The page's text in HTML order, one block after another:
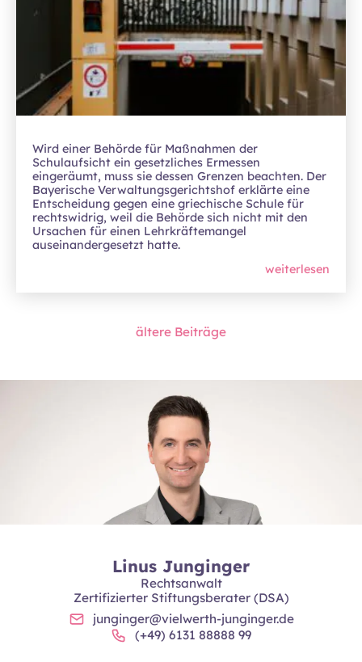
Wird einer Behörde für Maßnahmen der
Schulaufsicht ein gesetzliches Ermessen
eingeräumt, muss sie dessen Grenzen beachten. Der
Bayerische Verwaltungsgerichtshof erklärte eine
Entscheidung gegen eine griechische Schule für
rechtswidrig, weil die Behörde sich nicht mit den
Ursachen für einen Lehrkräftemangel
auseinandergesetzt hatte.
weiterlesen
ältere Beiträge
Linus Junginger
Rechtsanwalt
Zertifizierter Stiftungsberater (DSA)
junginger@vielwerth-junginger.de
(+49) 6131 88888 99